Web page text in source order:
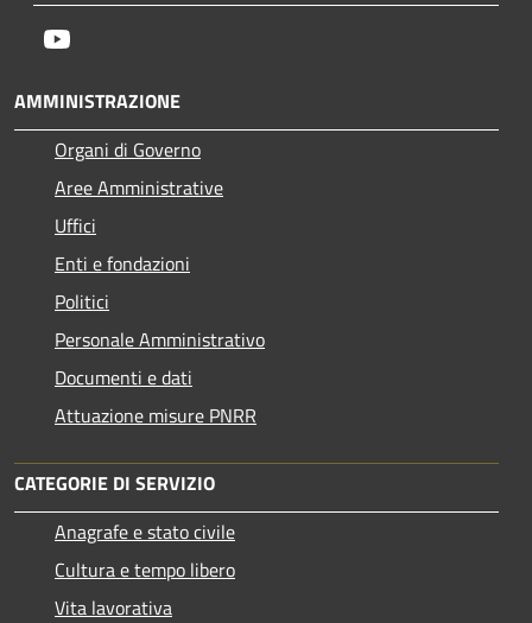
AMMINISTRAZIONE
Organi di Governo
Aree Amministrative
Uffici
Enti e fondazioni
Politici
Personale Amministrativo
Documenti e dati
Attuazione misure PNRR
CATEGORIE DI SERVIZIO
Anagrafe e stato civile
Cultura e tempo libero
Vita lavorativa